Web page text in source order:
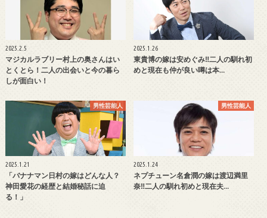
2025.2.5
マジカルラブリー村上の奥さんはい
とくとら！二人の出会いと今の暮ら
しが面白い！
2025.1.26
東貴博の嫁は安めぐみ‼二人の馴れ初
めと現在も仲が良い噂は本…
男性芸能人
2025.1.21
「バナナマン日村の嫁はどんな人？
神田愛花の経歴と結婚秘話に迫
る！」
男性芸能人
2025.1.24
ネプチューン名倉潤の嫁は渡辺満里
奈‼二人の馴れ初めと現在夫…